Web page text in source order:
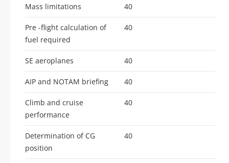
Mass limitations 40
Pre -flight calculation of
fuel required
40
SE aeroplanes 40
AIP and NOTAM briefing 40
Climb and cruise
performance
40
Determination of CG
position
40